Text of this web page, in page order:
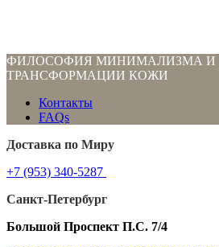
ФИЛОСОФИЯ МИНИМАЛИЗМА И
ТРАНСФОРМАЦИИ КОЖИ
Контакты
FAQs
Доставка по Миру
+7 (953) 340-5287
Санкт-Петербург
Большой Проспект П.С. 7/4